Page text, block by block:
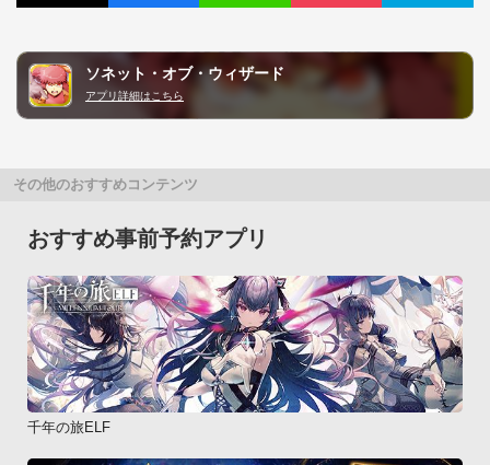
ソネット・オブ・ウィザード
アプリ詳細はこちら
その他のおすすめコンテンツ
おすすめ事前予約アプリ
千年の旅ELF